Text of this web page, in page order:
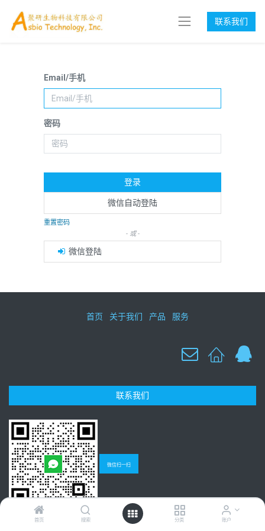
首页 搜索 分类 账户
联系我们
Email/手机
密码
登录
微信自动登陆
重置密码
- 或 -
微信登陆
首页 关于我们 产品 服务
联系我们
微信扫一扫
Copyright © 广州聚研生物科技有限公司
粤ICP备13017326号-1